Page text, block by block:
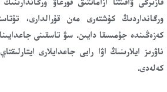
ورگانداردىڭ كۇشتەرى مەن قۇرالدارى،
ناۋرىز ايلارىنىڭ اۋا رايى جاعدايلارى
كەلەدى.